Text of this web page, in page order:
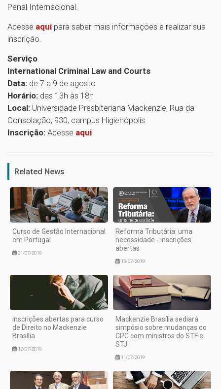
Penal Internacional.
Acesse aqui para saber mais informações e realizar sua
inscrição.
Serviço
International Criminal Law and Courts
Data: de 7 a 9 de agosto
Horário: das 13h às 18h
Local: Universidade Presbiteriana Mackenzie, Rua da
Consolação, 930, campus Higienópolis
Inscrição: Acesse aqui
Related News
Curso de Gestão Internacional
em Portugal
31/07/2019
Reforma Tributária: uma
necessidade - inscrições
abertas
15/07/2019
Inscrições abertas para curso
de Direito no Mackenzie
Brasília
12/07/2019
Mackenzie Brasília sediará
simpósio sobre mudanças do
CPC com ministros do STF e
STJ
11/07/2019